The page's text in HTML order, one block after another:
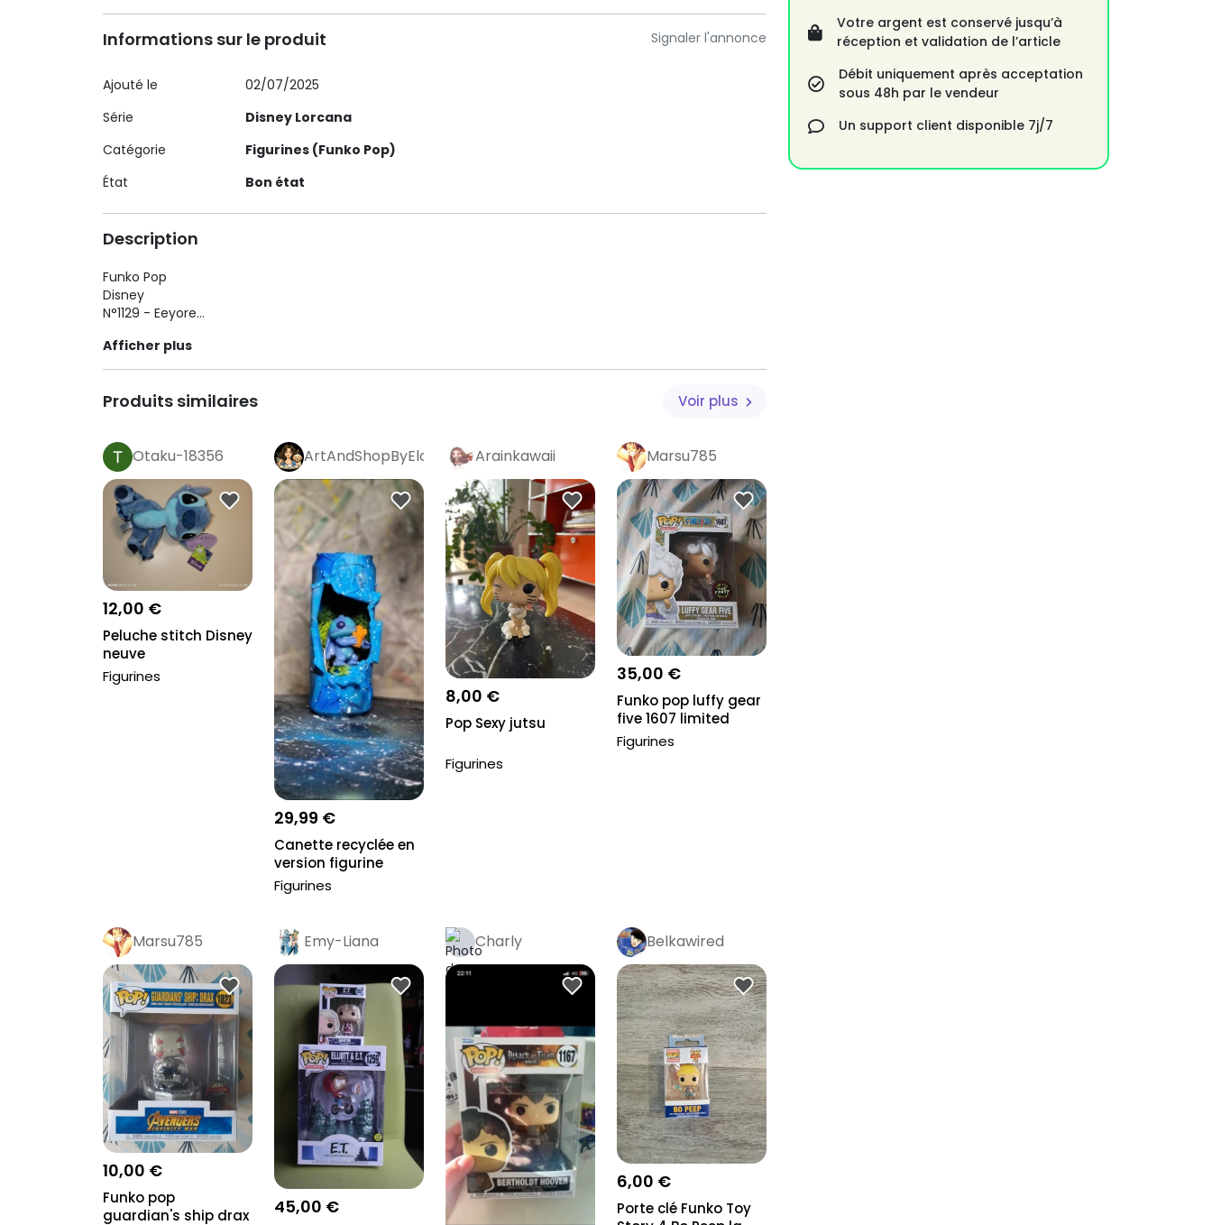
Signaler l'annonce
Informations sur le produit
Ajouté le
02/07/2025
Série
Disney Lorcana
Catégorie
Figurines (Funko Pop)
État
Bon état
Description
Funko Pop
Disney
N°1129 - Eeyore
Etat Figurine : Neuf
Etat Boite : Satisfaisant
Afficher plus
Produits similaires Voir plus
Otaku-18356
12,00 €
Peluche stitch Disney
neuve
Figurines
ArtAndShopByElo
29,99 €
Canette recyclée en
version figurine
Stitch
Figurines
Arainkawaii
8,00 €
Pop Sexy jutsu
Figurines
Marsu785
35,00 €
Funko pop luffy gear
five 1607 limited
chase
Figurines
Marsu785
10,00 €
Funko pop
guardian's ship drax
Emy-Liana
45,00 €
Charly Belkawired
6,00 €
Porte clé Funko Toy
Votre argent est conservé jusqu’à
réception et validation de l’article
Débit uniquement après acceptation
sous 48h par le vendeur
Un support client disponible 7j/7